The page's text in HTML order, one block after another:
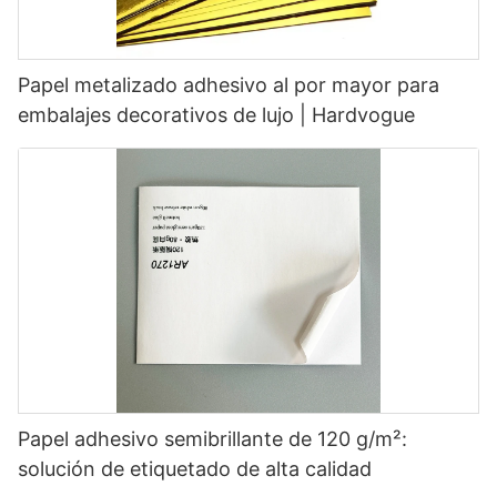
Papel metalizado adhesivo al por mayor para
embalajes decorativos de lujo | Hardvogue
Papel adhesivo semibrillante de 120 g/m²:
solución de etiquetado de alta calidad